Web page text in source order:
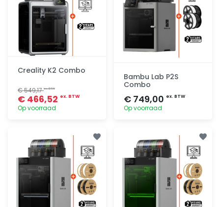
Creality K2 Combo
€ 549,17ex. BTW
€ 466,52 ex. BTW
Op voorraad
Bambu Lab P2S
Combo
€ 749,00 ex. BTW
Op voorraad